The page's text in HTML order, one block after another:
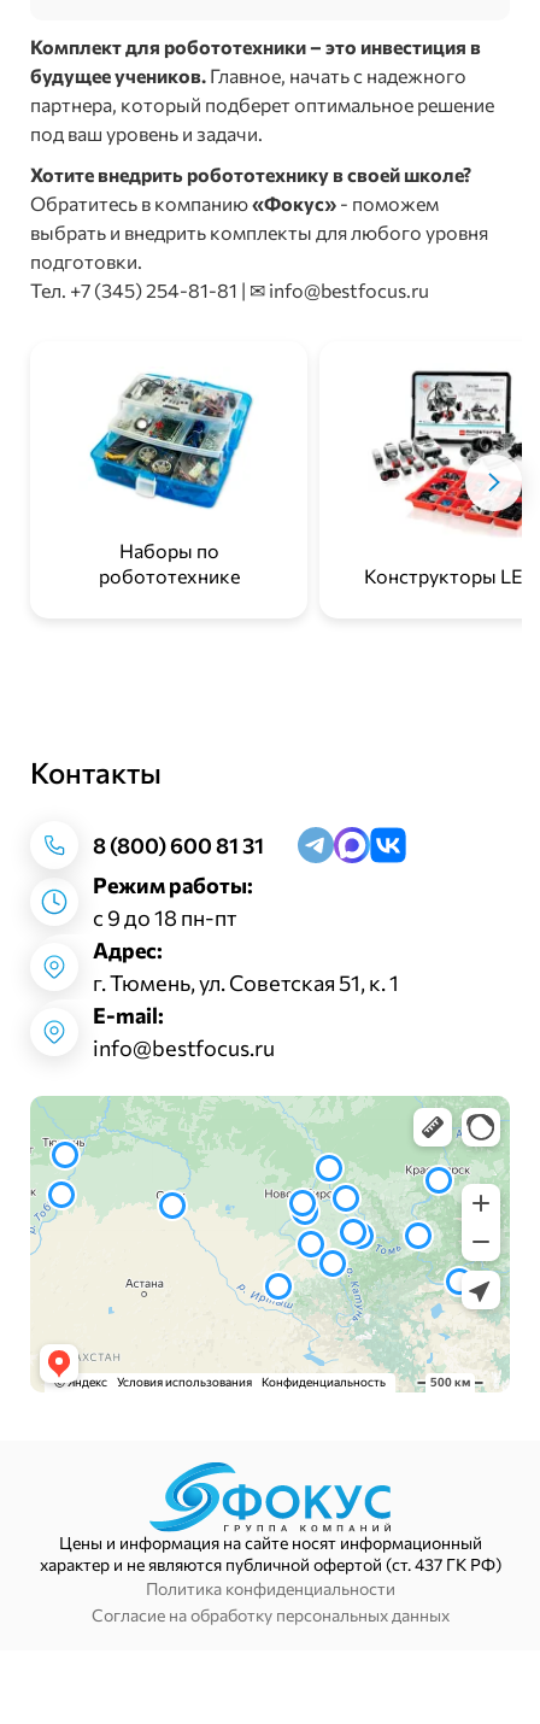
Комплект для робототехники – это инвестиция в
будущее учеников. Главное, начать с надежного
партнера, который подберет оптимальное решение
под ваш уровень и задачи.
Хотите внедрить робототехнику в своей школе?
Обратитесь в компанию«Фокус» - поможем
выбрать и внедрить комплекты для любого уровня
подготовки.
Тел. +7 (345) 254-81-81 | ✉ info@bestfocus.ru
Наборы по
робототехнике
Конструкторы
Контакты
8 (800) 600 81 31
Режим работы:
с 9 до 18 пн-пт
Адрес:
г. Тюмень, ул. Советская 51, к. 1
E-mail:
info@bestfocus.ru
Цены и информация на сайте носят информационный
характер и не являются публичной офертой (ст. 437 ГК РФ)
Политика конфиденциальности
Согласие на обработку персональных данных